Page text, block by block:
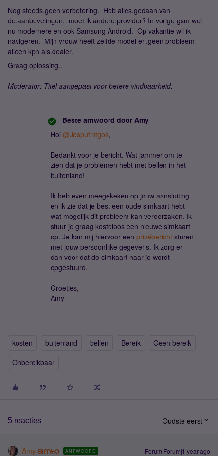
Nog steeds.geen verbetering. Heb alles.gedaan.van
de.aanbevelingen. moet ik andere.provider? In vorige gsm wel
nu modernere en ook Samsung Android. Op vakantie wil ik
navigeren. Mijn vrouw heeft zelfde model en.geen probleem
alleen kpn als.dealer.
Graag oplossing..
Moderator: Titel aangepast voor betere vindbaarheid.
Beste antwoord door Amy
Hoi ​ @Josputintgos,
Bedankt voor je bericht. Wat jammer om te
zien dat je problemen hebt met bellen in het
buitenland!
Ik heb even meegekeken op jouw aansluiting
en ik zie dat je best een oude simkaart hebt
wat mogelijk dit probleem kan veroorzaken. Ik
stuur je graag kosteloos een nieuwe simkaart
op. Je kan mij hiervoor een privébericht sturen
met jouw persoonlijke gegevens. Ik zorg er
dan voor dat de simkaart naar je wordt
opgestuurd.
Groetjes,
Amy
kosten buitenland bellen Bereik
Geen bereik
Onbereikbaar
5 reacties Oudste eerst
Amy ANTWOORD Forum|Forum|1 year ago